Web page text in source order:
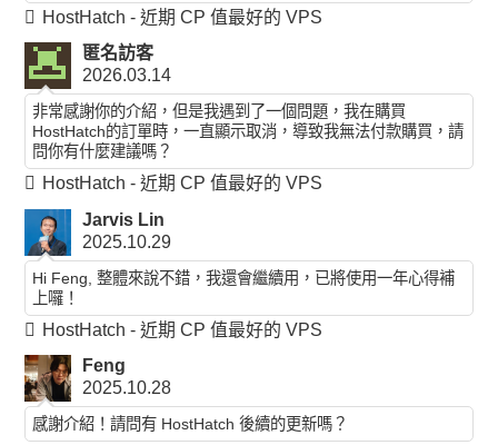
HostHatch - 近期 CP 值最好的 VPS
匿名訪客
2026.03.14
非常感謝你的介紹，但是我遇到了一個問題，我在購買
HostHatch的訂單時，一直顯示取消，導致我無法付款購買，請
問你有什麼建議嗎？
HostHatch - 近期 CP 值最好的 VPS
Jarvis Lin
2025.10.29
Hi Feng, 整體來說不錯，我還會繼續用，已將使用一年心得補
上囉！
HostHatch - 近期 CP 值最好的 VPS
Feng
2025.10.28
感謝介紹！請問有 HostHatch 後續的更新嗎？